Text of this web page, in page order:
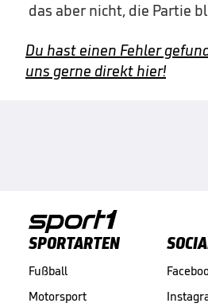
das aber nicht, die Partie
Du hast einen Fehler
uns gerne direkt hier!
SPORTARTEN
Fußball
Motorsport